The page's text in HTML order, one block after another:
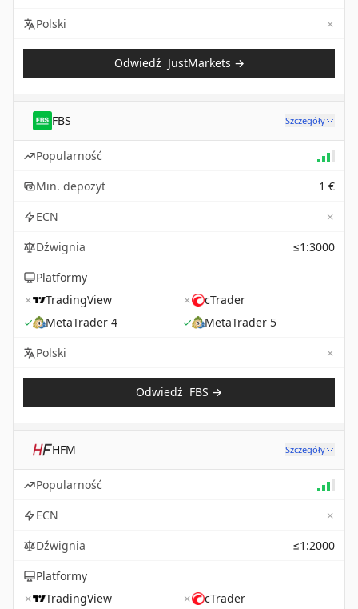
Polski
✗
Odwiedź JustMarkets →
FBS Szczegóły
Popularność
Min. depozyt
1 €
ECN
✗
Dźwignia
≤1:3000
Platformy
✗
TradingView ✗
cTrader
✓
MetaTrader 4 ✓
MetaTrader 5
Polski
✗
Odwiedź FBS →
HFM Szczegóły
Popularność
ECN
✗
Dźwignia
≤1:2000
Platformy
✗
TradingView ✗
cTrader